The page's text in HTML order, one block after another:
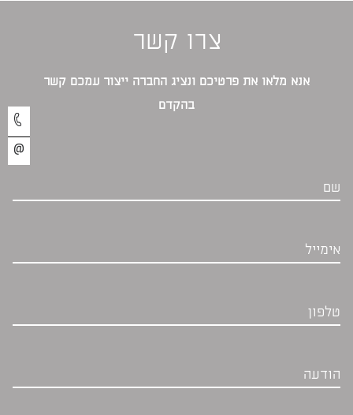
צרו קשר
אנא מלאו את פרטיכם ונציג החברה ייצור עמכם קשר
בהקדם‎
שם
אימייל
טלפון
הודעה